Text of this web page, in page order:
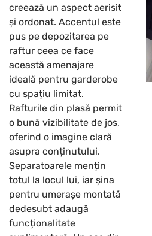
creează un aspect aerisit
și ordonat. Accentul este
pus pe depozitarea pe
raftur ceea ce face
această amenajare
ideală pentru garderobe
cu spațiu limitat.
Rafturile din plasă permit
o bună vizibilitate de jos,
oferind o imagine clară
asupra conținutului.
Separatoarele mențin
totul la locul lui, iar șina
pentru umerașe montată
dedesubt adaugă
funcționalitate